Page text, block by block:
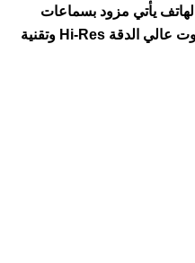
الهاتف يأتي مزود بسماعات
ستيريو، السماعات تدعم تقنية الصوت عالي الدقة Hi-Res وتقنية